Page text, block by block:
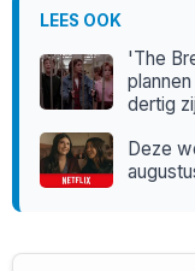
LEES OOK
'The
dertig
Deze